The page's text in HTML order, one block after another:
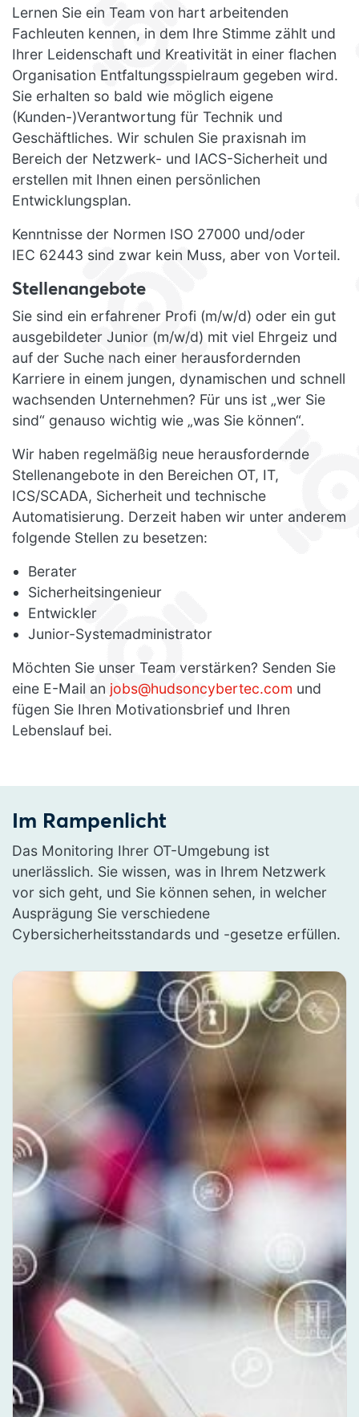
Lernen Sie ein Team von hart arbeitenden
Fachleuten kennen, in dem Ihre Stimme zählt und
Ihrer Leidenschaft und Kreativität in einer flachen
Organisation Entfaltungsspielraum gegeben wird.
Sie erhalten so bald wie möglich eigene
(Kunden-)Verantwortung für Technik und
Geschäftliches. Wir schulen Sie praxisnah im
Bereich der Netzwerk- und IACS-Sicherheit und
erstellen mit Ihnen einen persönlichen
Entwicklungsplan.
Kenntnisse der Normen ISO 27000 und/oder
IEC 62443 sind zwar kein Muss, aber von Vorteil.
Stellenangebote
Sie sind ein erfahrener Profi (m/w/d) oder ein gut
ausgebildeter Junior (m/w/d) mit viel Ehrgeiz und
auf der Suche nach einer herausfordernden
Karriere in einem jungen, dynamischen und schnell
wachsenden Unternehmen? Für uns ist „wer Sie
sind“ genauso wichtig wie „was Sie können“.
Wir haben regelmäßig neue herausfordernde
Stellenangebote in den Bereichen OT, IT,
ICS/SCADA, Sicherheit und technische
Automatisierung. Derzeit haben wir unter anderem
folgende Stellen zu besetzen:
Berater
Sicherheitsingenieur
Entwickler
Junior-Systemadministrator
Möchten Sie unser Team verstärken? Senden Sie
eine E-Mail an jobs@hudsoncybertec.com und
fügen Sie Ihren Motivationsbrief und Ihren
Lebenslauf bei.
Im Rampenlicht
Das Monitoring Ihrer OT-Umgebung ist
unerlässlich. Sie wissen, was in Ihrem Netzwerk
vor sich geht, und Sie können sehen, in welcher
Ausprägung Sie verschiedene
Cybersicherheitsstandards und -gesetze erfüllen.